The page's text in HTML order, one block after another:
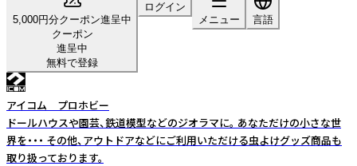
5,000円分クーポン進呈中
クーポン
進呈中
無料で登録
ログイン
メニュー
言語
アイコム プロホビー
ドールハウスや園芸、鉄道模型などのジオラマに。 あなただけの小さな世
界を・・・ その他、アウトドアなどにご利用いただける虫よけグッズ商品も
取り扱っております。